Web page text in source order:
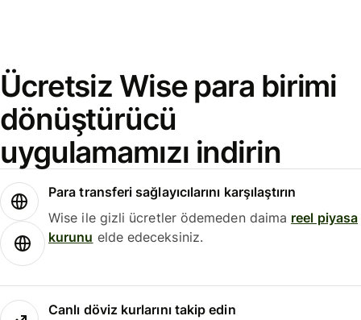
Ücretsiz Wise para birimi
dönüştürücü
uygulamamızı indirin
Para transferi sağlayıcılarını karşılaştırın
Wise ile gizli ücretler ödemeden daima reel piyasa
kurunu elde edeceksiniz.
Canlı döviz kurlarını takip edin